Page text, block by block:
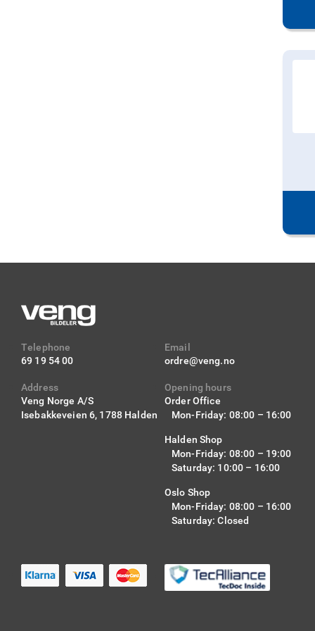
Telephone
69 19 54 00
Address
Veng Norge A/S
Isebakkeveien 6, 1788 Halden
Email
ordre@veng.no
Opening hours
Order Office
Mon-Friday: 08:00 – 16:00
Halden Shop
Mon-Friday: 08:00 – 19:00
Saturday: 10:00 – 16:00
Oslo Shop
Mon-Friday: 08:00 – 16:00
Saturday: Closed